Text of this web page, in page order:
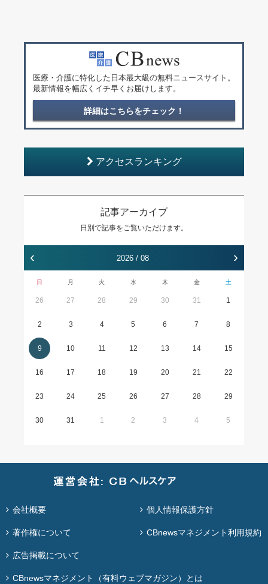
医療・介護に特化した日本最大級の無料ニュースサイト。
最新情報を幅広くイチ早くお届けします。
詳細はこちらをチェック！
アクセスランキング
記事アーカイブ
日別で記事をご覧いただけます。
‹ 2026 / 08 ›
日 月 火 水 木 金 土
26 27 28 29 30 31 1
2 3 4 5 6 7 8
9 10 11 12 13 14 15
16 17 18 19 20 21 22
23 24 25 26 27 28 29
30 31 1 2 3 4 5
会社概要 個人情報保護方針
著作権について CBnewsマネジメント利用規約
広告掲載について
CBnewsマネジメント（有料ウェブマガジン）とは